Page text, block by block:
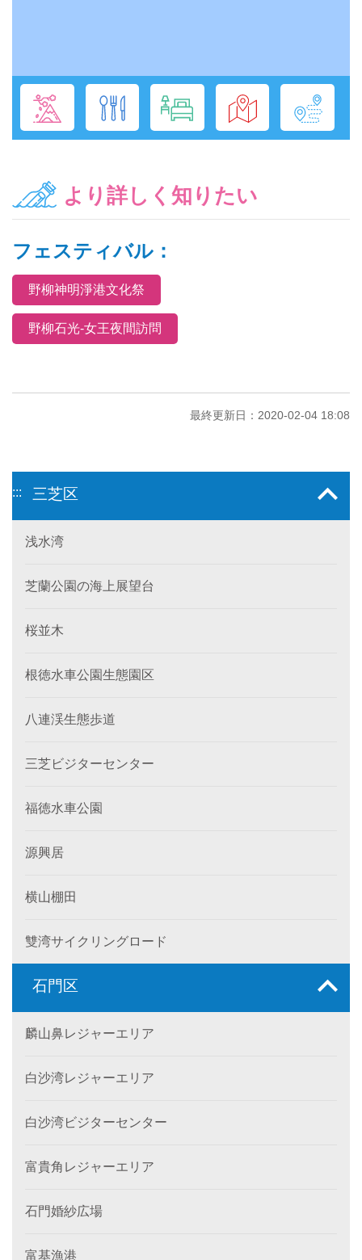
より詳しく知りたい
フェスティバル：
野柳神明淨港文化祭
野柳石光-女王夜間訪問
最終更新日：2020-02-04 18:08
::: 三芝区
浅水湾
芝蘭公園の海上展望台
桜並木
根徳水車公園生態園区
八連渓生態歩道
三芝ビジターセンター
福徳水車公園
源興居
横山棚田
雙湾サイクリングロード
石門区
麟山鼻レジャーエリア
白沙湾レジャーエリア
白沙湾ビジターセンター
富貴角レジャーエリア
石門婚紗広場
富基漁港